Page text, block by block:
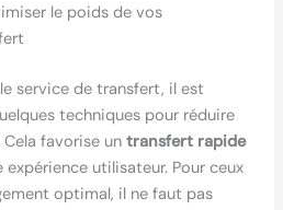
le poids de vos
service de transfert, il est
techniques pour réduire
favorise un transfert rapide
utilisateur. Pour ceux
optimal, il ne faut pas